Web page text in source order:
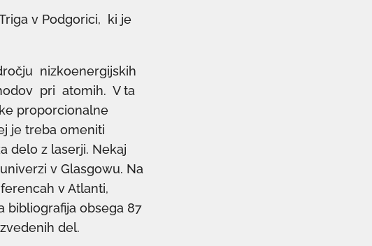
v Podgorici, ki je
nizkoenergijskih
pri atomih. V ta
proporcionalne
je treba omeniti
delo z laserji. Nekaj
v Glasgowu. Na
v Atlanti,
bibliografija obsega 87
del.